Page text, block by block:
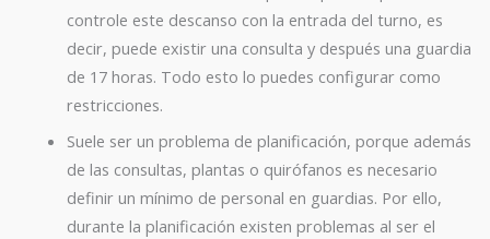
controle este descanso con la entrada del turno, es
decir, puede existir una consulta y después una guardia
de 17 horas. Todo esto lo puedes configurar como
restricciones.
Suele ser un problema de planificación, porque además
de las consultas, plantas o quirófanos es necesario
definir un mínimo de personal en guardias. Por ello,
durante la planificación existen problemas al ser el